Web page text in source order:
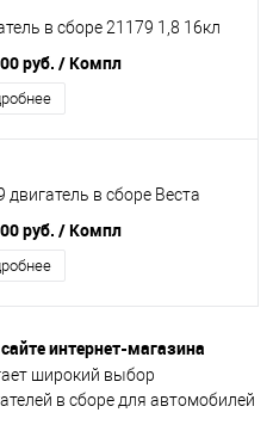
в сборе 21179 1,8 16кл
руб. / Компл
двигатель в сборе Веста
руб. / Компл
интернет-магазина
широкий выбор
в сборе для автомобилей